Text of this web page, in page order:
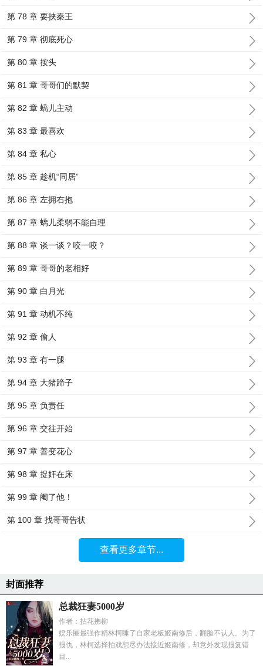
第 78 章 要挟秦王
第 79 章 彻底死心
第 80 章 按头
第 81 章 哥哥们的默契
第 82 章 蟜儿主动
第 83 章 最喜欢
第 84 章 私心
第 85 章 趁机“同居”
第 86 章 左拥右抱
第 87 章 蟜儿柔弱不能自理
第 88 章 谈一谈？咬一咬？
第 89 章 哥哥的老相好
第 90 章 白月光
第 91 章 动机不纯
第 92 章 偷人
第 93 章 有一腿
第 94 章 大猪蹄子
第 95 章 负责任
第 96 章 交往开始
第 97 章 善变花心
第 98 章 捉奸在床
第 99 章 阉了他！
第 100 章 找哥哥告状
查看更多章节...
封面推荐
总裁狂妻5000岁
作者：拈花拂柳
娱乐圈最强作精林柯睡了自家老板姬南修后，翻脸不认人。为了
报仇，林柯选择拍戏想尽办法接近姬南修，却意外发现报复错
目...